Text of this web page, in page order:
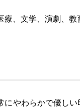
療、文学、演劇、
にやわらかで優し